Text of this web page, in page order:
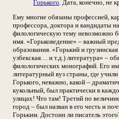
Горького. Дата, конечно, не
Ему многие обязаны профессией,
профессора, доктора и кандидаты
филологическую тему невозможно
имя. «Горьковедение» – важный
образования. «Горький и
узбекская… и т.д.) литература» –
филологических монографий. Его
литературный вуз страны, где
Горького, неважно, какой –
кукольный, был практически в
улицах! Что там! Третий по
город – был назван в его честь и
Горьким. Достоин ли писатель